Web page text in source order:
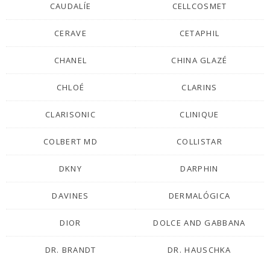
CAUDALÍE CELLCOSMET
CERAVE CETAPHIL
CHANEL CHINA GLAZÉ
CHLOÉ CLARINS
CLARISONIC CLINIQUE
COLBERT MD COLLISTAR
DKNY DARPHIN
DAVINES DERMALÓGICA
DIOR DOLCE AND GABBANA
DR. BRANDT DR. HAUSCHKA